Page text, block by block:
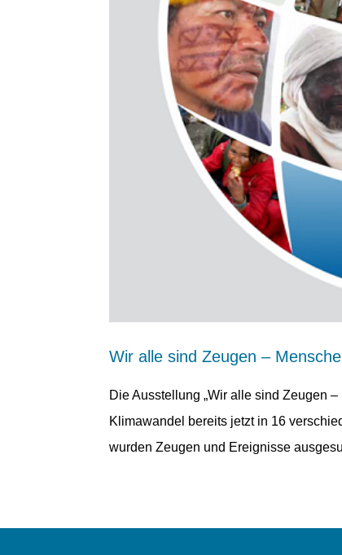
Wir alle sind Zeugen –
Die Ausstellung „Wir alle sind Zeugen
Klimawandel bereits jetzt in 16
wurden Zeugen und Ereignisse